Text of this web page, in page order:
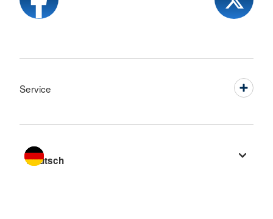
Service
Sprache wechseln zu